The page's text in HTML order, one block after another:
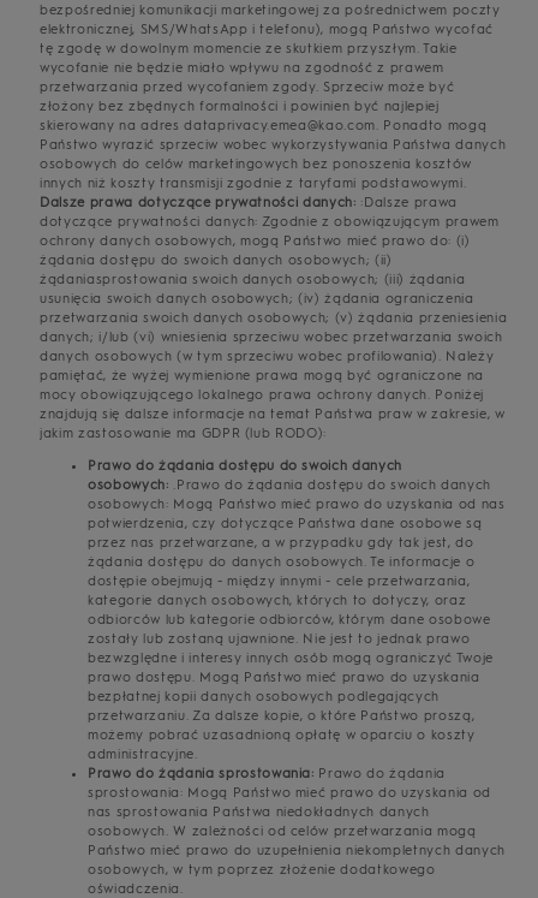
bezpośredniej komunikacji marketingowej za pośrednictwem poczty
elektronicznej, SMS/WhatsApp i telefonu), mogą Państwo wycofać
tę zgodę w dowolnym momencie ze skutkiem przyszłym. Takie
wycofanie nie będzie miało wpływu na zgodność z prawem
przetwarzania przed wycofaniem zgody. Sprzeciw może być
złożony bez zbędnych formalności i powinien być najlepiej
skierowany na adres dataprivacy.emea@kao.com. Ponadto mogą
Państwo wyrazić sprzeciw wobec wykorzystywania Państwa danych
osobowych do celów marketingowych bez ponoszenia kosztów
innych niż koszty transmisji zgodnie z taryfami podstawowymi.
Dalsze prawa dotyczące prywatności danych: :Dalsze prawa
dotyczące prywatności danych: Zgodnie z obowiązującym prawem
ochrony danych osobowych, mogą Państwo mieć prawo do: (i)
żądania dostępu do swoich danych osobowych; (ii)
żądaniasprostowania swoich danych osobowych; (iii) żądania
usunięcia swoich danych osobowych; (iv) żądania ograniczenia
przetwarzania swoich danych osobowych; (v) żądania przeniesienia
danych; i/lub (vi) wniesienia sprzeciwu wobec przetwarzania swoich
danych osobowych (w tym sprzeciwu wobec profilowania). Należy
pamiętać, że wyżej wymienione prawa mogą być ograniczone na
mocy obowiązującego lokalnego prawa ochrony danych. Poniżej
znajdują się dalsze informacje na temat Państwa praw w zakresie, w
jakim zastosowanie ma GDPR (lub RODO):
Prawo do żądania dostępu do swoich danych
osobowych: .Prawo do żądania dostępu do swoich danych
osobowych: Mogą Państwo mieć prawo do uzyskania od nas
potwierdzenia, czy dotyczące Państwa dane osobowe są
przez nas przetwarzane, a w przypadku gdy tak jest, do
żądania dostępu do danych osobowych. Te informacje o
dostępie obejmują - między innymi - cele przetwarzania,
kategorie danych osobowych, których to dotyczy, oraz
odbiorców lub kategorie odbiorców, którym dane osobowe
zostały lub zostaną ujawnione. Nie jest to jednak prawo
bezwzględne i interesy innych osób mogą ograniczyć Twoje
prawo dostępu. Mogą Państwo mieć prawo do uzyskania
bezpłatnej kopii danych osobowych podlegających
przetwarzaniu. Za dalsze kopie, o które Państwo proszą,
możemy pobrać uzasadnioną opłatę w oparciu o koszty
administracyjne.
Prawo do żądania sprostowania: Prawo do żądania
sprostowania: Mogą Państwo mieć prawo do uzyskania od
nas sprostowania Państwa niedokładnych danych
osobowych. W zależności od celów przetwarzania mogą
Państwo mieć prawo do uzupełnienia niekompletnych danych
osobowych, w tym poprzez złożenie dodatkowego
oświadczenia.